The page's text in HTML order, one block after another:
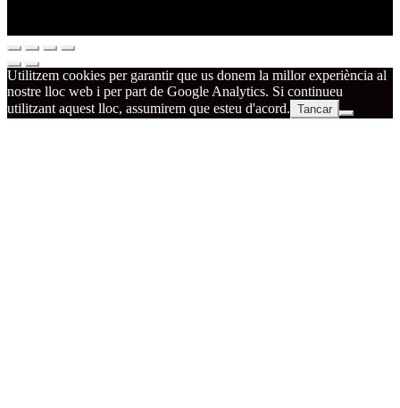
Utilitzem cookies per garantir que us donem la millor experiència al
nostre lloc web i per part de Google Analytics. Si continueu
utilitzant aquest lloc, assumirem que esteu d'acord. Tancar